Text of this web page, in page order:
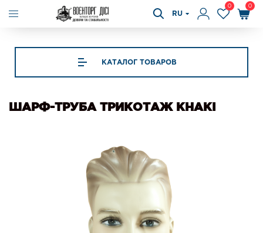
RU
0 0
КАТАЛОГ ТОВАРОВ
ШАРФ-ТРУБА ТРИКОТАЖ KHAKI